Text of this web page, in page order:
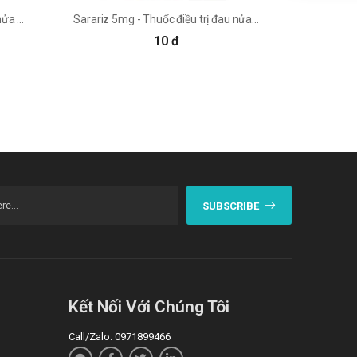
Flunarizine - Thuốc điều trị đau nửa đầu hiệu quả Sarariz 5mg - Thuốc điều trị đau nửa đầu hiệu quả
10 đ
SUBSCRIBE
Kết Nối Với Chúng Tôi
Call/Zalo: 0971899466